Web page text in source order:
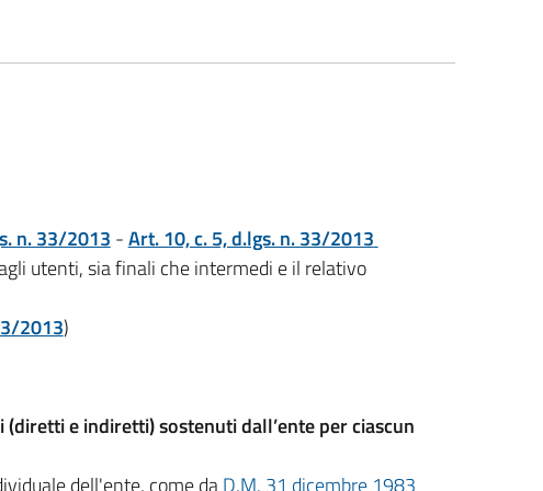
n. 33/2013 -Art. 10, c. 5, d.lgs. n. 33/2013
utenti, sia finali che intermedi e il relativo
2013)
e indiretti) sostenuti dall’ente per ciascun
dell'ente, come daD.M. 31 dicembre 1983